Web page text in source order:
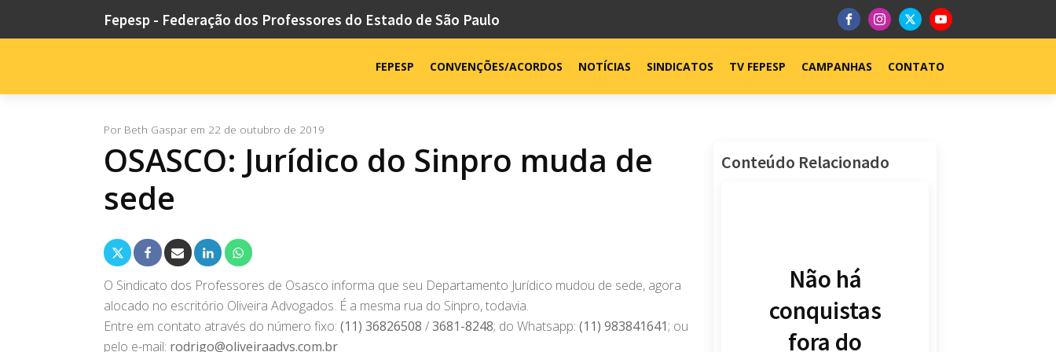
Fepesp - Federação dos Professores do Estado de São Paulo
FEPESP CONVENÇÕES/ACORDOS NOTÍCIAS SINDICATOS TV FEPESP CAMPANHAS CONTATO
Por Beth Gaspar em 22 de outubro de 2019
OSASCO: Jurídico do Sinpro muda de
sede
O Sindicato dos Professores de Osasco informa que seu Departamento Jurídico mudou de sede, agora
alocado no escritório Oliveira Advogados. É a mesma rua do Sinpro, todavia.
Entre em contato através do número fixo: (11) 36826508 /3681-8248; do Whatsapp: (11) 983841641; ou
pelo e-mail: rodrigo@oliveiraadvs.com.br
Conteúdo Relacionado
Não há
conquistas
fora do